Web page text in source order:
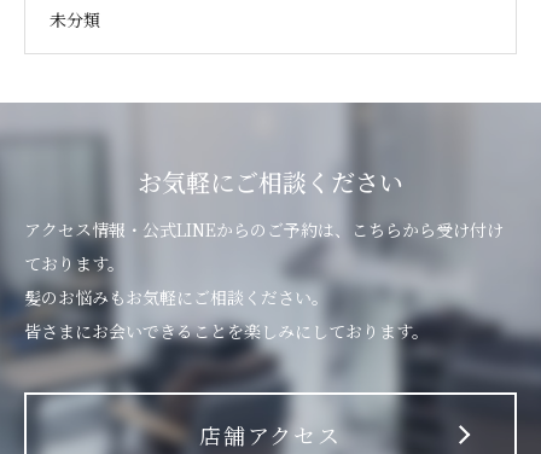
未分類
お気軽にご相談ください
アクセス情報・公式LINEからのご予約は、こちらから受け付け
ております。
髪のお悩みもお気軽にご相談ください。
皆さまにお会いできることを楽しみにしております。
店舗アクセス